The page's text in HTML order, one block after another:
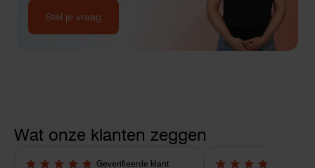
Stel je vraag
Wat onze klanten zeggen
Geverifieerde klant